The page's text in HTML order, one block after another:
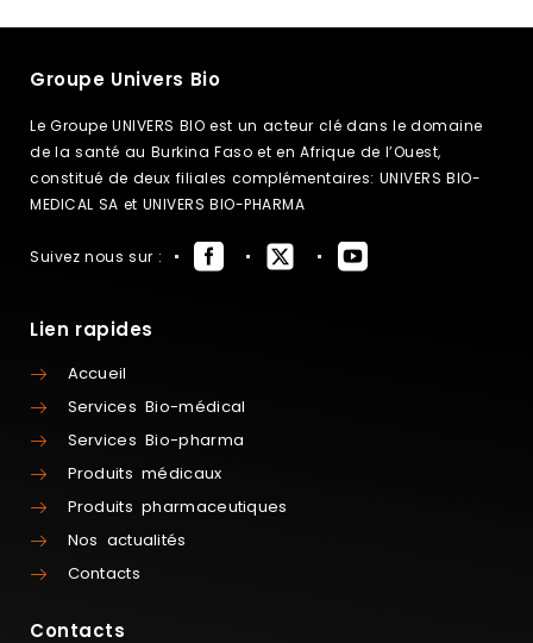
Groupe Univers Bio
Le Groupe UNIVERS BIO est un acteur clé dans le domaine
de la santé au Burkina Faso et en Afrique de l’Ouest,
constitué de deux filiales complémentaires: UNIVERS BIO-
MEDICAL SA et UNIVERS BIO-PHARMA
Suivez nous sur :
Lien rapides
Accueil
Services Bio-médical
Services Bio-pharma
Produits médicaux
Produits pharmaceutiques
Nos actualités
Contacts
Contacts